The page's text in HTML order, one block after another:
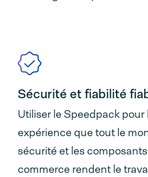
Sécurité et fiabilité
Utiliser le Speedpack
expérience que tout le
sécurité et les
commerce rendent le